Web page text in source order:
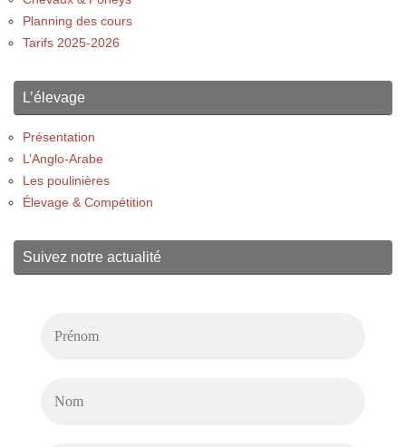
Planning des cours
Tarifs 2025-2026
L’élevage
Présentation
L’Anglo-Arabe
Les poulinières
Élevage & Compétition
Suivez notre actualité